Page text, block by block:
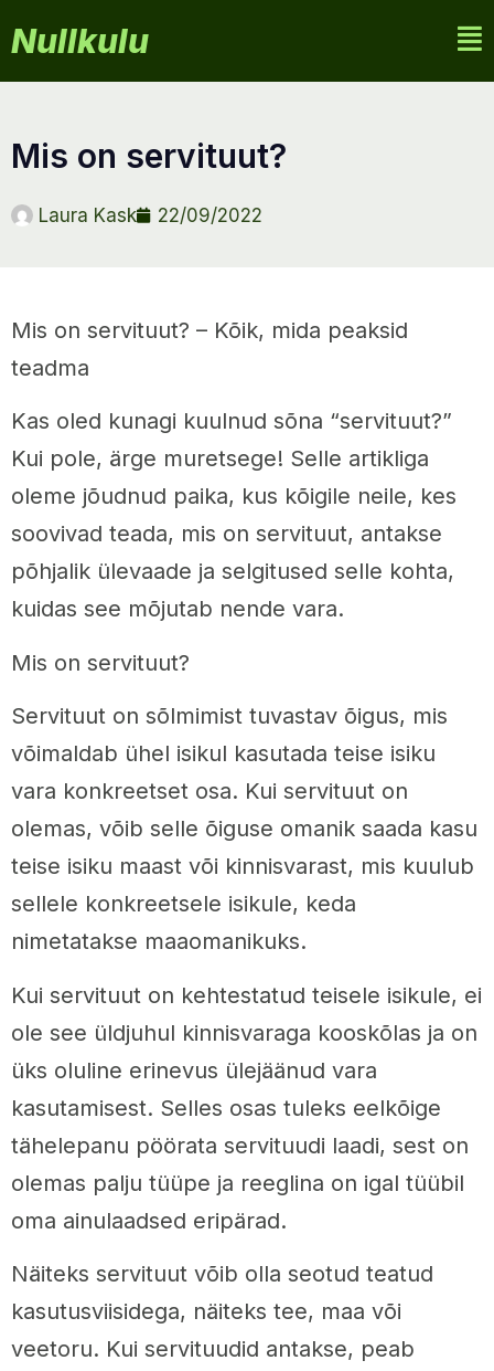
Nullkulu
mis on servituut?
Laura Kask 22/09/2022
Mis on servituut? – Kõik, mida peaksid
teadma
Kas oled kunagi kuulnud sõna “servituut?”
Kui pole, ärge muretsege! Selle artikliga
oleme jõudnud paika, kus kõigile neile, kes
soovivad teada, mis on servituut, antakse
põhjalik ülevaade ja selgitused selle kohta,
kuidas see mõjutab nende vara.
Mis on servituut?
Servituut on sõlmimist tuvastav õigus, mis
võimaldab ühel isikul kasutada teise isiku
vara konkreetset osa. Kui servituut on
olemas, võib selle õiguse omanik saada kasu
teise isiku maast või kinnisvarast, mis kuulub
sellele konkreetsele isikule, keda
nimetatakse maaomanikuks.
Kui servituut on kehtestatud teisele isikule, ei
ole see üldjuhul kinnisvaraga kooskõlas ja on
üks oluline erinevus ülejäänud vara
kasutamisest. Selles osas tuleks eelkõige
tähelepanu pöörata servituudi laadi, sest on
olemas palju tüüpe ja reeglina on igal tüübil
oma ainulaadsed eripärad.
Näiteks servituut võib olla seotud teatud
kasutusviisidega, näiteks tee, maa või
veetoru. Kui servituudid antakse, peab